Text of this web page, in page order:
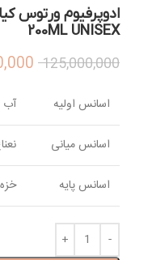
200ML UNISEX
125,000,000
اسانس اولیه آب
اسانس میانی
اسانس پایه